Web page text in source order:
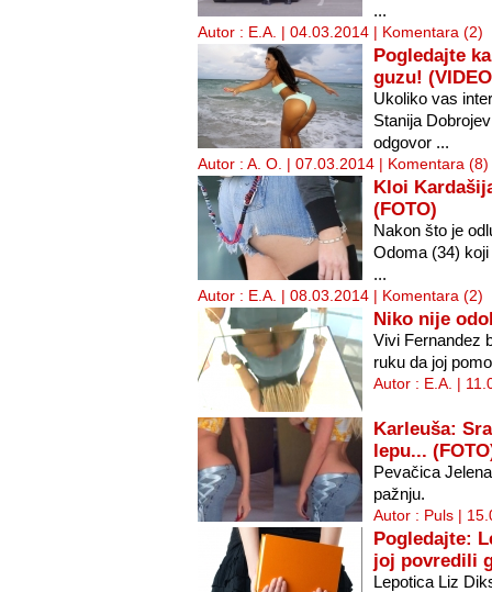
...
Autor : E.A. | 04.03.2014 | Komentara (2)
Pogledajte
guzu!
Ukoliko vas
Stanija
odgovor ...
Autor : A. O. | 07.03.2014 | Komentara (8)
Kloi
(FOTO)
Nakon što je
Odoma (34)
...
Autor : E.A. | 08.03.2014 | Komentara (2)
Niko nije
Vivi Fernandez
ruku da joj
Autor : E.A. |
Karleuša:
lepu...
Pevačica
pažnju.
Autor : Puls |
Pogledajte:
joj povredili
Lepotica Liz